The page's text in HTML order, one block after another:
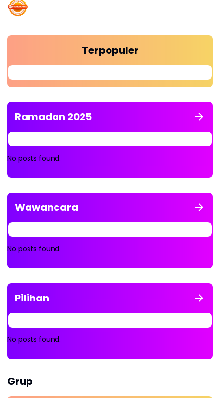
Terpopuler
Ramadan 2025
No posts found.
Wawancara
No posts found.
Pilihan
No posts found.
Grup